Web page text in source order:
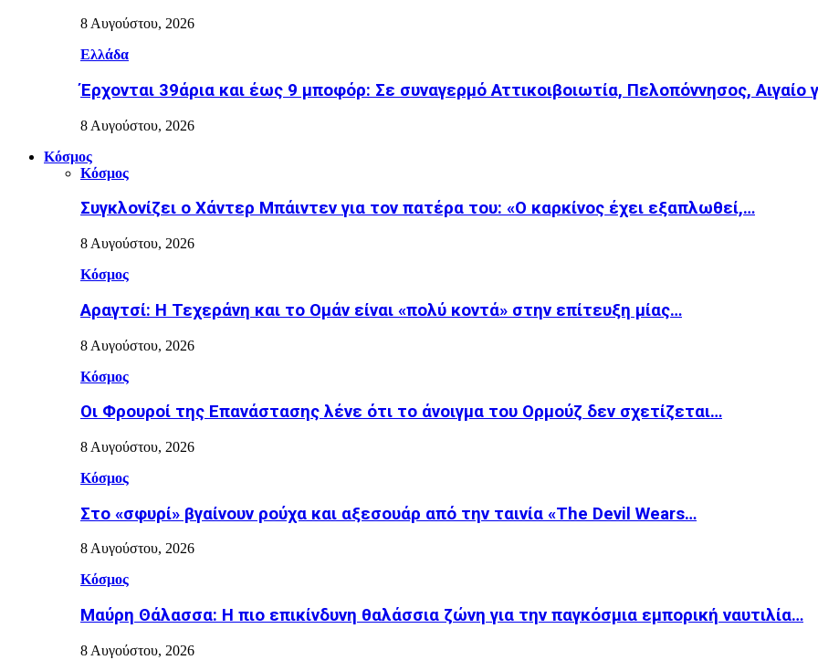
8 Αυγούστου, 2026
Ελλάδα
Έρχονται 39άρια και έως 9 μποφόρ: Σε συναγερμό Αττικοιβοιωτία, Πελοπόννησος, Αιγαίο
8 Αυγούστου, 2026
Κόσμος
Κόσμος
Συγκλονίζει ο Χάντερ Μπάιντεν για τον πατέρα του: «Ο καρκίνος έχει εξαπλωθεί,…
8 Αυγούστου, 2026
Κόσμος
Αραγτσί: Η Τεχεράνη και το Ομάν είναι «πολύ κοντά» στην επίτευξη μίας…
8 Αυγούστου, 2026
Κόσμος
Οι Φρουροί της Επανάστασης λένε ότι το άνοιγμα του Ορμούζ δεν σχετίζεται…
8 Αυγούστου, 2026
Κόσμος
Στο «σφυρί» βγαίνουν ρούχα και αξεσουάρ από την ταινία «The Devil Wears…
8 Αυγούστου, 2026
Κόσμος
Μαύρη Θάλασσα: Η πιο επικίνδυνη θαλάσσια ζώνη για την παγκόσμια εμπορική ναυτιλία…
8 Αυγούστου, 2026